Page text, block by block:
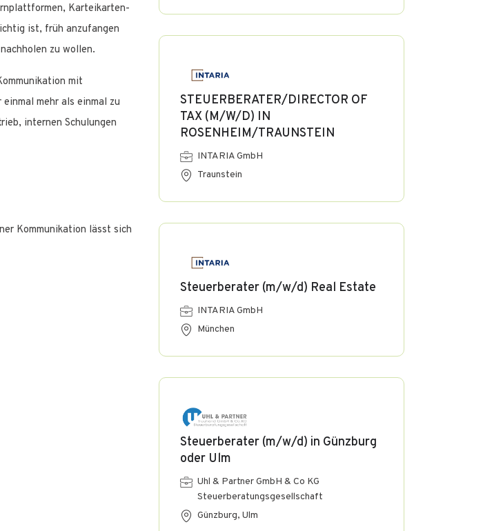
Karteikarten-
ist, früh anzufangen
zu wollen.
mit
mehr als einmal zu
internen Schulungen
Kommunikation lässt sich
STEUERBERATER/DIRECTOR OF
TAX (M/W/D) IN
ROSENHEIM/TRAUNSTEIN
INTARIA GmbH
Traunstein
Steuerberater (m/w/d) Real Estate
INTARIA GmbH
München
Steuerberater (m/w/d) in Günzburg
oder Ulm
Uhl & Partner GmbH & Co KG
Steuerberatungsgesellschaft
Günzburg, Ulm